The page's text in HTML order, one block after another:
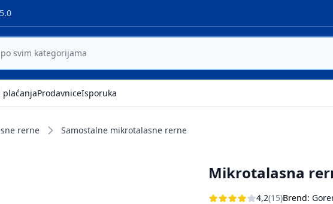
5.0
plaćanjaProdavniceIsporuka
rerne Samostalne mikrotalasne rerne
Mikrotalasna
4,2(15)Brend: